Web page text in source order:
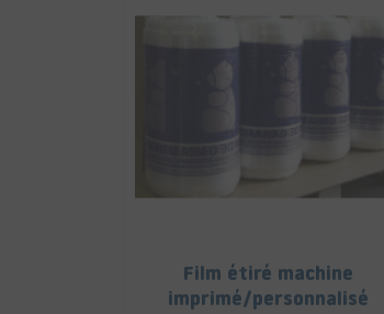
Film étiré machine
imprimé/personnalisé